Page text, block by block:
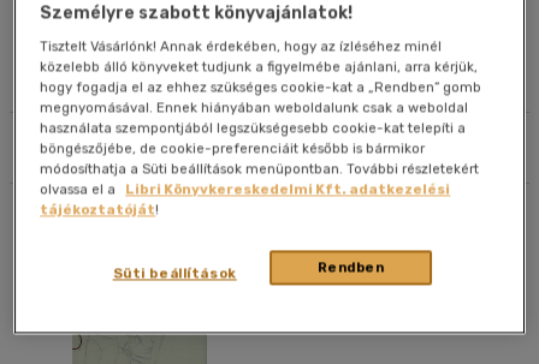
Művei
Szűrés Rendezés
Eladott darabszám szerint növekvő
Cím szerint A-Z
Szerző szerint A-Z
Megjelenítés
20 db / oldal
Alkalmaz
Személyre szabott könyvajánlatok!
Tisztelt Vásárlónk! Annak érdekében, hogy az ízléséhez minél
közelebb álló könyveket tudjunk a figyelmébe ajánlani, arra kérjük,
hogy fogadja el az ehhez szükséges cookie-kat a „Rendben” gomb
megnyomásával. Ennek hiányában weboldalunk csak a weboldal
használata szempontjából legszükségesebb cookie-kat telepíti a
böngészőjébe, de cookie-preferenciáit később is bármikor
módosíthatja a Süti beállítások menüpontban. További részletekért
olvassa el a
Libri Könyvkereskedelmi Kft. adatkezelési
tájékoztatóját!
Rendben
Süti beállítások